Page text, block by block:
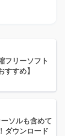
フリーソフト
すすめ】
ソルも含めて
ダウンロード